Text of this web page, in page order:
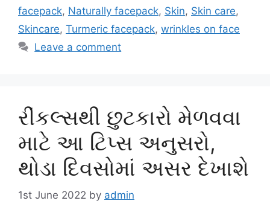
facepack, Naturally facepack, Skin, Skin care,
Skincare, Turmeric facepack, wrinkles on face
Leave a comment
રીંકલ્સથી છુટકારો મેળવવા
માટે આ ટિપ્સ અનુસરો,
થોડા દિવસોમાં અસર દેખાશે
1st June 2022 by admin